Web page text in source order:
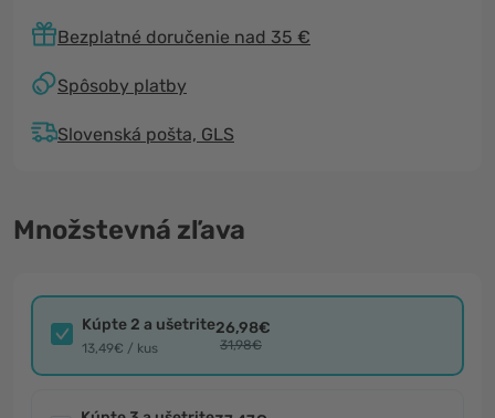
Bezplatné doručenie nad 35 €
Spôsoby platby
Slovenská pošta, GLS
Množstevná zľava
Kúpte 2 a ušetrite
13,49€ / kus
26,98€
31,98€